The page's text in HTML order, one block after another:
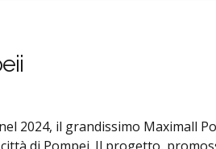
2024, il grandissimo Maximall
di Pompei. Il progetto,